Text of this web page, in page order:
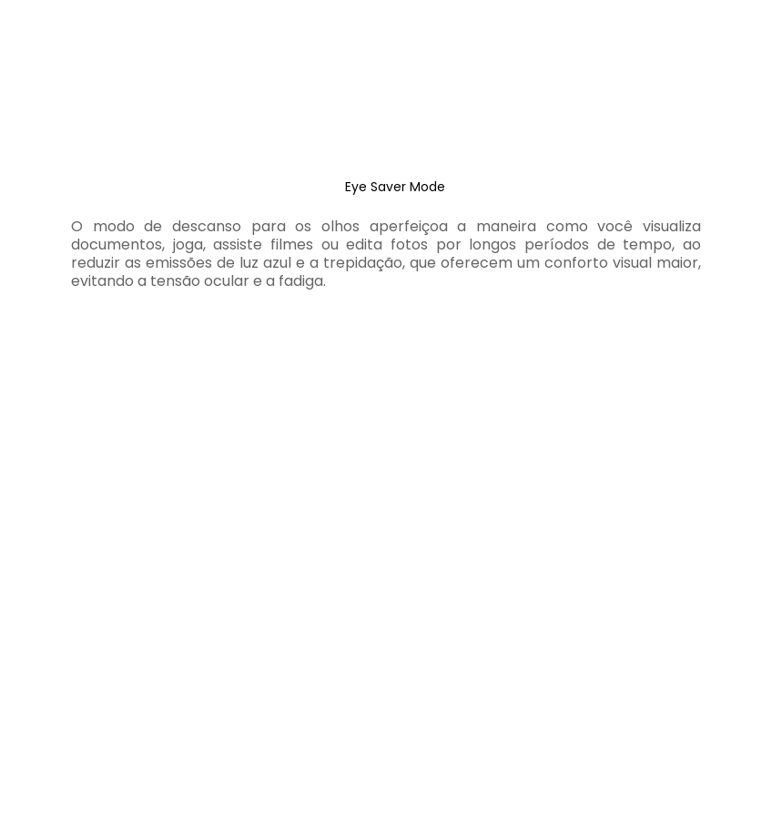
Eye Saver Mode
O modo de descanso para os olhos aperfeiçoa a maneira como você visualiza
documentos, joga, assiste filmes ou edita fotos por longos períodos de tempo, ao
reduzir as emissões de luz azul e a trepidação, que oferecem um conforto visual maior,
evitando a tensão ocular e a fadiga.